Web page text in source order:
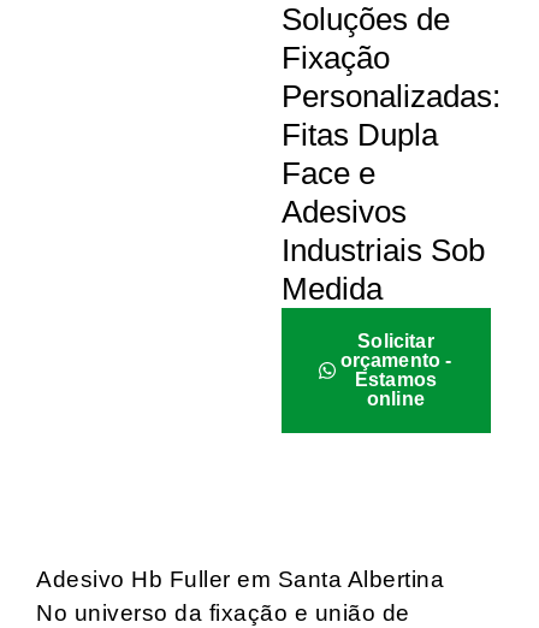
Soluções de
Fixação
Personalizadas:
Fitas Dupla
Face e
Adesivos
Industriais Sob
Medida
Solicitar
orçamento -
Estamos
online
Adesivo Hb Fuller em Santa Albertina
No universo da fixação e união de